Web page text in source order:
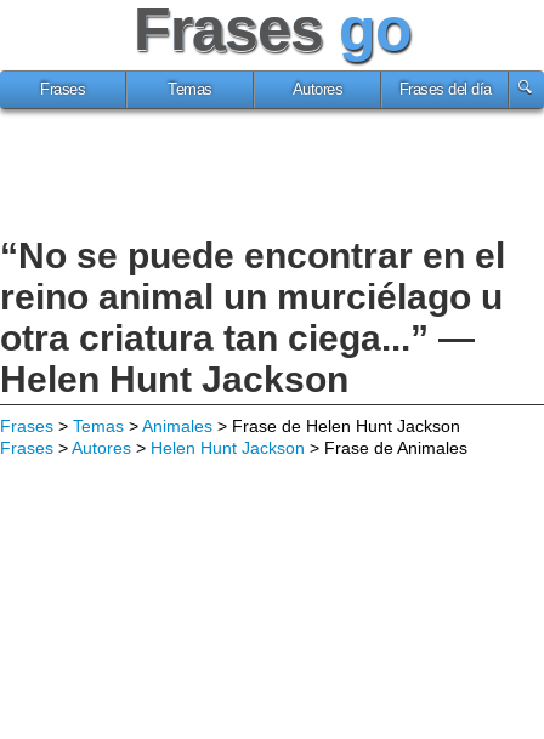
Frases go
Frases Temas Autores Frases del día
“No se puede encontrar en el
reino animal un murciélago u
otra criatura tan ciega...” —
Helen Hunt Jackson
Frases > Temas >Animales > Frase de Helen Hunt Jackson
Frases >Autores > Helen Hunt Jackson > Frase de Animales